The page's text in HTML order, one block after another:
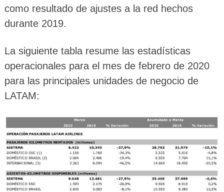
como resultado de ajustes a la red hechos
durante 2019.
La siguiente tabla resume las estadísticas
operacionales para el mes de febrero de 2020
para las principales unidades de negocio de
LATAM: